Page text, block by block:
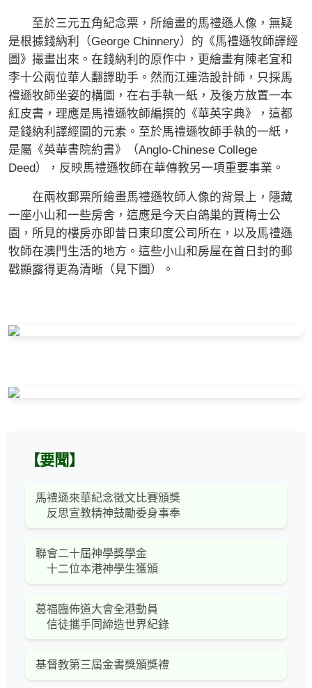
至於三元五角紀念票，所繪畫的馬禮遜人像，無疑
是根據錢納利（George Chinnery）的《馬禮遜牧師譯經
圖》撮畫出來。在錢納利的原作中，更繪畫有陳老宜和
李十公兩位華人翻譯助手。然而江連浩設計師，只採馬
禮遜牧師坐姿的構圖，在右手執一紙，及後方放置一本
紅皮書，理應是馬禮遜牧師編撰的《華英字典》，這都
是錢納利譯經圖的元素。至於馬禮遜牧師手執的一紙，
是屬《英華書院約書》（Anglo-Chinese College
Deed），反映馬禮遜牧師在華傳教另一項重要事業。
在兩枚郵票所繪畫馬禮遜牧師人像的背景上，隱藏
一座小山和一些房舍，這應是今天白鴿巢的賈梅士公
園，所見的樓房亦即昔日東印度公司所在，以及馬禮遜
牧師在澳門生活的地方。這些小山和房屋在首日封的郵
戳顯露得更為清晰（見下圖）。
【要聞】
馬禮遜來華紀念徵文比賽頒獎
反思宣教精神鼓勵委身事奉
聯會二十屆神學獎學金
十二位本港神學生獲頒
葛福臨佈道大會全港動員
信徒攜手同締造世界紀錄
基督教第三屆金書獎頒獎禮